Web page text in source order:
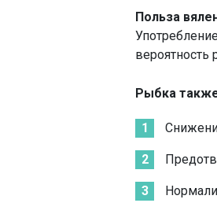
Польза
вероятность
Рыбка